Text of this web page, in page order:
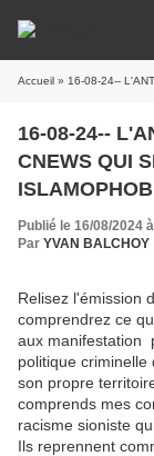
Accueil » 16-08-24-- L'ANTISEMITISME
16-08-24--
CNEWS QUI
SIONISTES
Publié le 16/08/2024
Par YVAN BALCHOY
Relisez l'émission
comprendrez ce
aux manifestation
politique
son propre
comprends mes
racisme sioniste
Ils reprennent